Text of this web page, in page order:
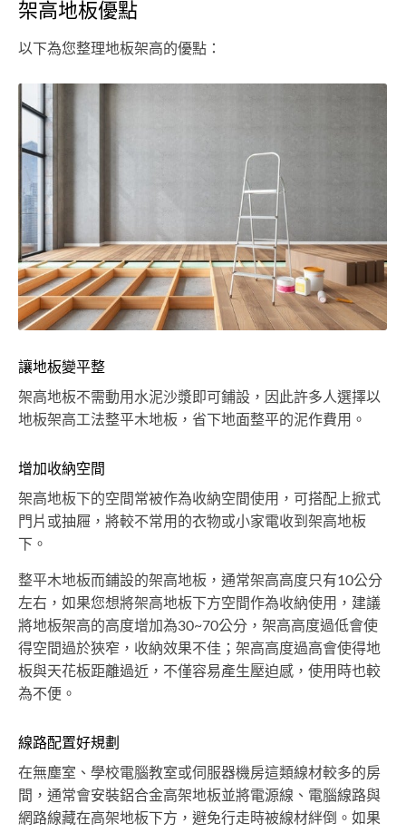
架高地板優點
以下為您整理地板架高的優點：
讓地板變平整
架高地板不需動用水泥沙漿即可鋪設，因此許多人選擇以
地板架高工法整平木地板，省下地面整平的泥作費用。
增加收納空間
架高地板下的空間常被作為收納空間使用，可搭配上掀式
門片或抽屜，將較不常用的衣物或小家電收到架高地板
下。
整平木地板而鋪設的架高地板，通常架高高度只有10公分
左右，如果您想將架高地板下方空間作為收納使用，建議
將地板架高的高度增加為30~70公分，架高高度過低會使
得空間過於狹窄，收納效果不佳；架高高度過高會使得地
板與天花板距離過近，不僅容易產生壓迫感，使用時也較
為不便。
線路配置好規劃
在無塵室、學校電腦教室或伺服器機房這類線材較多的房
間，通常會安裝鋁合金高架地板並將電源線、電腦線路與
網路線藏在高架地板下方，避免行走時被線材絆倒。如果